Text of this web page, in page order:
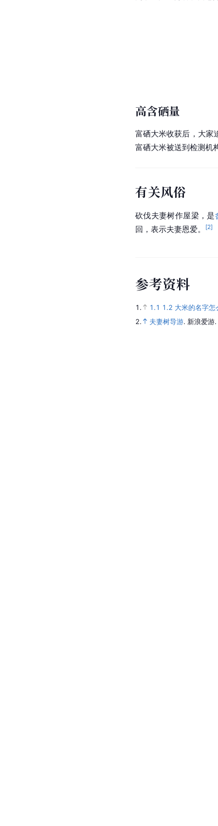
高含硒量
富硒大米收获后，大家
富硒大米被送到检测机
有关风俗
砍伐夫妻树作屋梁，是
回，表示夫妻恩爱。
[2]
参考资料
1. 1.1 1.2 大米的名字怎
2.
夫妻树导游. 新浪爱游.